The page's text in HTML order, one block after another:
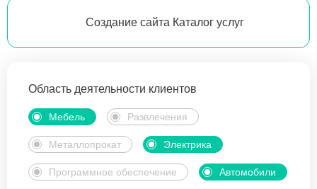
Создание сайта Каталог услуг
Область деятельности клиентов
Мебель Развлечения
Металлопрокат Электрика
Программное обеспечение Автомобили